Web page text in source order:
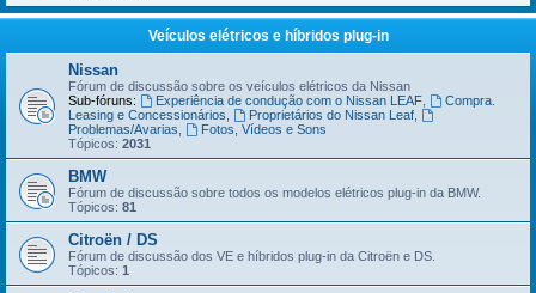
Veículos elétricos e híbridos plug-in
Nissan
Fórum de discussão sobre os veículos elétricos da Nissan
Sub-fóruns:
Experiência de condução com o Nissan LEAF,
Compra.
Leasing e Concessionários
Proprietários do Nissan Leaf,
Problemas/Avarias
Fotos, Vídeos e Sons
Tópicos: 2031
BMW
Fórum de discussão sobre todos os modelos elétricos plug-in da BMW.
Tópicos: 81
Citroën / DS
Fórum de discussão dos VE e híbridos plug-in da Citroën e DS.
Tópicos: 1